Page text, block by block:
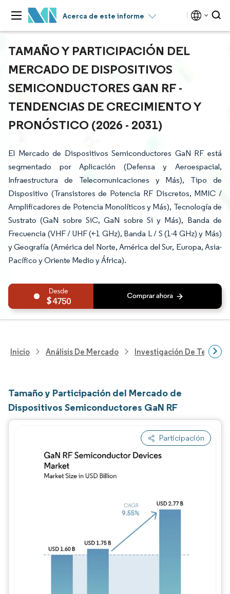
Acerca de este informe
TAMAÑO Y PARTICIPACIÓN DEL
MERCADO DE DISPOSITIVOS
SEMICONDUCTORES GAN RF -
TENDENCIAS DE CRECIMIENTO Y
PRONÓSTICO (2026 - 2031)
El Mercado de Dispositivos Semiconductores GaN RF está
segmentado por Aplicación (Defensa y Aeroespacial,
Infraestructura de Telecomunicaciones y Más), Tipo de
Dispositivo (Transistores de Potencia RF Discretos, MMIC /
Amplificadores de Potencia Monolíticos y Más), Tecnología de
Sustrato (GaN sobre SiC, GaN sobre Si y Más), Banda de
Frecuencia (VHF / UHF (<1 GHz), Banda L / S (1-4 GHz) y Más)
y Geografía (América del Norte, América del Sur, Europa, Asia-
Pacífico y Oriente Medio y África).
4750
Inicio Análisis De Mercado Investigación De
Tamaño y Participación del Mercado de
Dispositivos Semiconductores GaN RF
Participación
Imagen © Mordor Intelligence. El uso